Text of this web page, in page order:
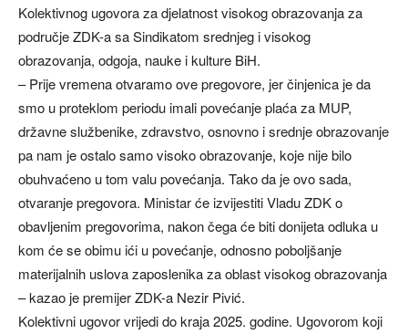
Kolektivnog ugovora za djelatnost visokog obrazovanja za
područje ZDK-a sa Sindikatom srednjeg i visokog
obrazovanja, odgoja, nauke i kulture BiH.
– Prije vremena otvaramo ove pregovore, jer činjenica je da
smo u proteklom periodu imali povećanje plaća za MUP,
državne službenike, zdravstvo, osnovno i srednje obrazovanje
pa nam je ostalo samo visoko obrazovanje, koje nije bilo
obuhvaćeno u tom valu povećanja. Tako da je ovo sada,
otvaranje pregovora. Ministar će izvijestiti Vladu ZDK o
obavljenim pregovorima, nakon čega će biti donijeta odluka u
kom će se obimu ići u povećanje, odnosno poboljšanje
materijalnih uslova zaposlenika za oblast visokog obrazovanja
– kazao je premijer ZDK-a Nezir Pivić.
Kolektivni ugovor vrijedi do kraja 2025. godine. Ugovorom koji